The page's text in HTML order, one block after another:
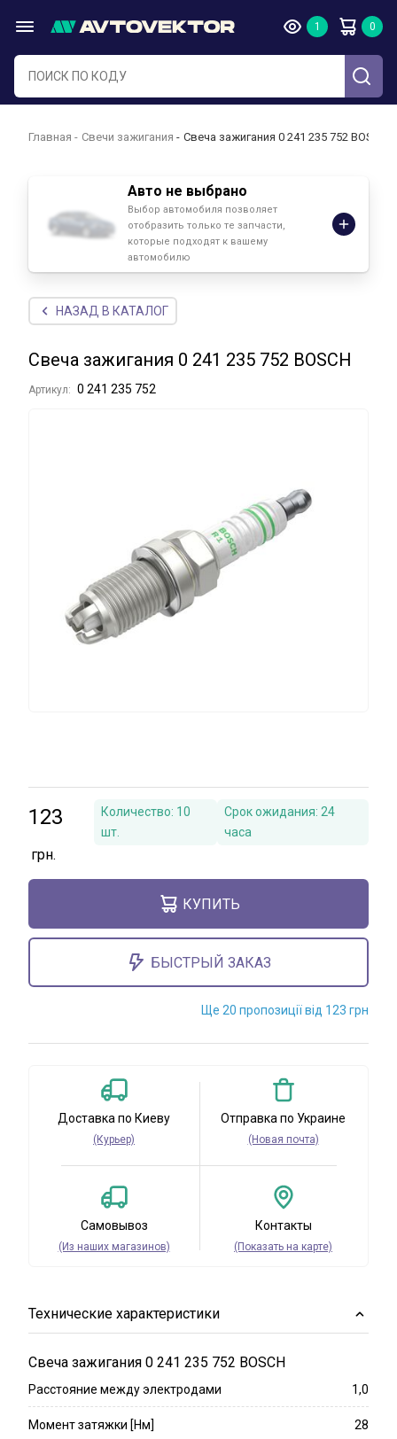
Главная Свечи зажигания Свеча зажигания 0 241 235 752 BOSCH
Авто не выбрано
Выбор автомобиля позволяет
отобразить только те запчасти,
которые подходят к вашему
автомобилю
НАЗАД В КАТАЛОГ
Свеча зажигания 0 241 235 752 BOSCH
Артикул: 0 241 235 752
123 Количество: 10
шт.
Срок ожидания: 24
часа
КУПИТЬ
БЫСТРЫЙ ЗАКАЗ
Ще 20 пропозиції від 123 грн
Доставка по Киеву
(Курьер)
Отправка по Украине
(Новая почта)
Самовывоз
(Из наших магазинов)
Контакты
(Показать на карте)
Технические характеристики
Свеча зажигания 0 241 235 752 BOSCH
Расстояние между электродами 1,0
Момент затяжки [Нм] 28